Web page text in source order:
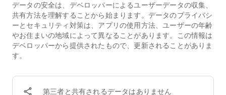
✦束の間の日常✦
夏の日差しが煌めく海辺や、花火が夜空を彩る季節——期間限
定のテーマスキンやアニメーションイラストを通じて、戦場を
離れた少女たちがあなただけに見せる等身大の素顔や思い出を
集めよう。
護るための戦いに身を投じた彼女たちの葛藤と命の輝き――そ
データの安全は、デベロッパーによるユーザーデータの収集、
共有方法を理解することから始まります。データのプライバシ
ーとセキュリティ対策は、アプリの使用方法、ユーザーの年齢
やお住まいの地域によって異なることがあります。この情報は
デベロッパーから提供されたもので、更新されることがありま
す。
第三者と共有されるデータはありません